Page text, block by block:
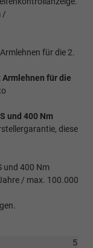
/
für die 2.
Armlehnen für die
und 400 Nm
diese
und 400 Nm
/ max. 100.000
5